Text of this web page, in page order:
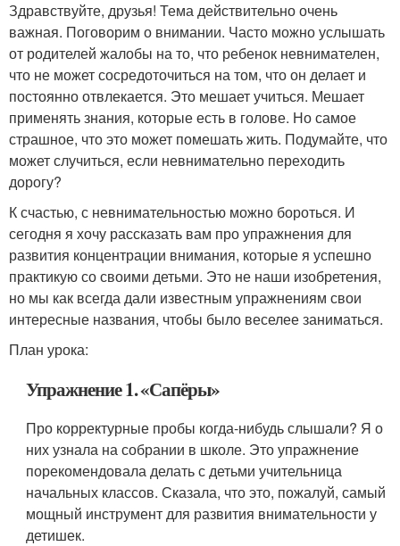
Здравствуйте, друзья! Тема действительно очень
важная. Поговорим о внимании. Часто можно услышать
от родителей жалобы на то, что ребенок невнимателен,
что не может сосредоточиться на том, что он делает и
постоянно отвлекается. Это мешает учиться. Мешает
применять знания, которые есть в голове. Но самое
страшное, что это может помешать жить. Подумайте, что
может случиться, если невнимательно переходить
дорогу?
К счастью, с невнимательностью можно бороться. И
сегодня я хочу рассказать вам про упражнения для
развития концентрации внимания, которые я успешно
практикую со своими детьми. Это не наши изобретения,
но мы как всегда дали известным упражнениям свои
интересные названия, чтобы было веселее заниматься.
План урока:
Упражнение 1. «Сапёры»
Про корректурные пробы когда-нибудь слышали? Я о
них узнала на собрании в школе. Это упражнение
порекомендовала делать с детьми учительница
начальных классов. Сказала, что это, пожалуй, самый
мощный инструмент для развития внимательности у
детишек.